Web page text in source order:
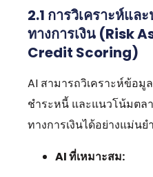
2.1 การวิเคราะห์แล
ทางการเงิน (Risk
Credit Scoring)
AI สามารถวิเคราะห์ข้อมู
ชำระหนี้ และแนวโน้มตล
ทางการเงินได้อย่างแม่นยำ
AI ที่เหมาะสม: